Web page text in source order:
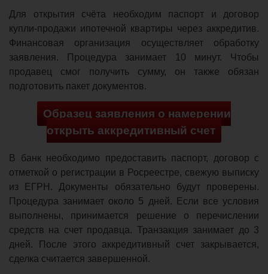
Для открытия счёта необходим паспорт и договор
купли-продажи ипотечной квартиры через аккредитив.
Финансовая организация осуществляет обработку
заявления. Процедура занимает 10 минут. Чтобы
продавец смог получить сумму, он также обязан
подготовить пакет документов.
Образец заявления о намерении
открыть аккредитивный счет
В банк необходимо предоставить паспорт, договор с
отметкой о регистрации в Росреестре, свежую выписку
из ЕГРН. Документы обязательно будут проверены.
Процедура занимает около 5 дней. Если все условия
выполнены, принимается решение о перечислении
средств на счет продавца. Транзакция занимает до 3
дней. После этого аккредитивный счет закрывается,
сделка считается завершенной.